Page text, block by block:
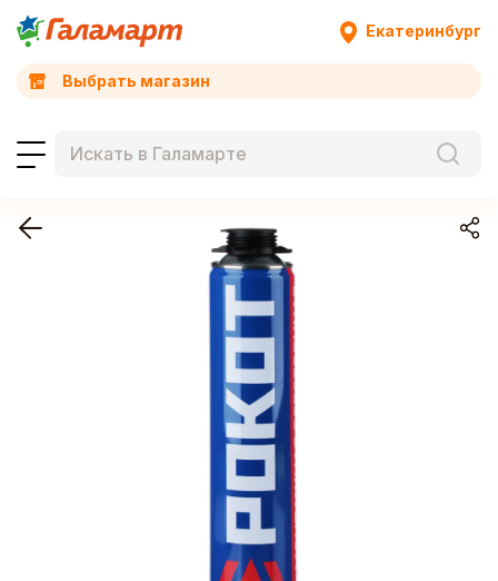
Екатеринбург
Выбрать магазин